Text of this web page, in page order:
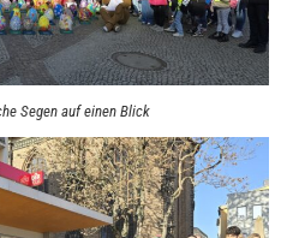
Segen auf einen Blick